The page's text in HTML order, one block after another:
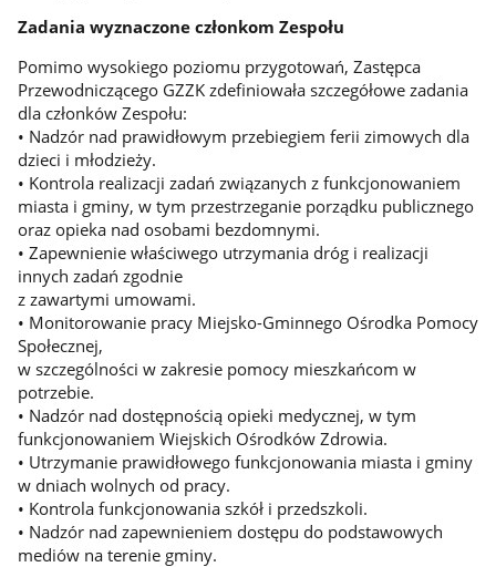
Zadania wyznaczone członkom Zespołu
Pomimo wysokiego poziomu przygotowań, Zastępca
Przewodniczącego GZZK zdefiniowała szczegółowe zadania
dla członków Zespołu:
• Nadzór nad prawidłowym przebiegiem ferii zimowych dla
dzieci i młodzieży.
• Kontrola realizacji zadań związanych z funkcjonowaniem
miasta i gminy, w tym przestrzeganie porządku publicznego
oraz opieka nad osobami bezdomnymi.
• Zapewnienie właściwego utrzymania dróg i realizacji
innych zadań zgodnie
z zawartymi umowami.
• Monitorowanie pracy Miejsko-Gminnego Ośrodka Pomocy
Społecznej,
w szczególności w zakresie pomocy mieszkańcom w
potrzebie.
• Nadzór nad dostępnością opieki medycznej, w tym
funkcjonowaniem Wiejskich Ośrodków Zdrowia.
• Utrzymanie prawidłowego funkcjonowania miasta i gminy
w dniach wolnych od pracy.
• Kontrola funkcjonowania szkół i przedszkoli.
• Nadzór nad zapewnieniem dostępu do podstawowych
mediów na terenie gminy.